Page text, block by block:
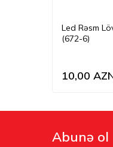
Led Rəsm
(672-6)
10,00
Abunə ol